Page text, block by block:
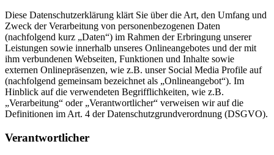
Diese Datenschutzerklärung klärt Sie über die Art, den Umfang und
Zweck der Verarbeitung von personenbezogenen Daten
(nachfolgend kurz „Daten“) im Rahmen der Erbringung unserer
Leistungen sowie innerhalb unseres Onlineangebotes und der mit
ihm verbundenen Webseiten, Funktionen und Inhalte sowie
externen Onlinepräsenzen, wie z.B. unser Social Media Profile auf
(nachfolgend gemeinsam bezeichnet als „Onlineangebot“). Im
Hinblick auf die verwendeten Begrifflichkeiten, wie z.B.
„Verarbeitung“ oder „Verantwortlicher“ verweisen wir auf die
Definitionen im Art. 4 der Datenschutzgrundverordnung (DSGVO).
Verantwortlicher